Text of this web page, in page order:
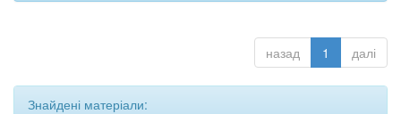
назад 1 далі
Знайдені матеріали: